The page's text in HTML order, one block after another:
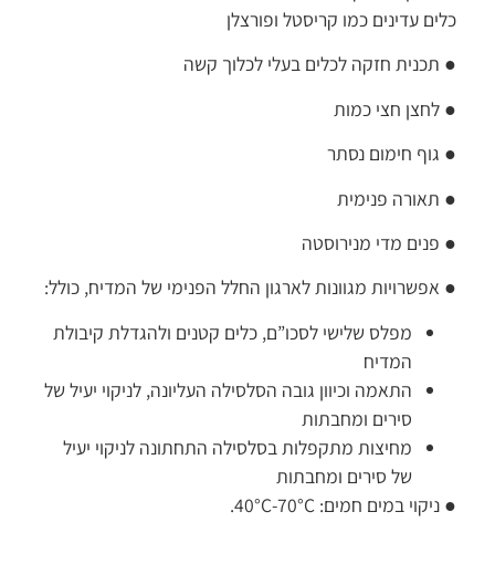
כלים עדינים כמו קריסטל ופורצלן
● תכנית חזקה לכלים בעלי לכלוך קשה
● לחצן חצי כמות
● גוף חימום נסתר
● תאורה פנימית
● פנים מדי מנירוסטה
● אפשרויות מגוונות לארגון החלל הפנימי של המדיח, כולל:
מפלס שלישי לסכו”ם, כלים קטנים ולהגדלת קיבולת
המדיח
התאמה וכיוון גובה הסלסילה העליונה, לניקוי יעיל של
סירים ומחבתות
מחיצות מתקפלות בסלסילה התחתונה לניקוי יעיל
של סירים ומחבתות
● ניקוי במים חמים: 40°C-70°C.